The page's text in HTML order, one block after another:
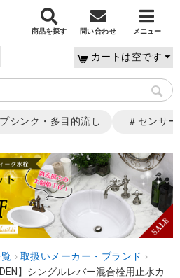
商品を探す 問い合わせ メニュー
カートは空です
シンク・多目的流し ＃センサ
› 取扱いメーカー・ブランド ›
】シングルレバー混合栓用止水カ